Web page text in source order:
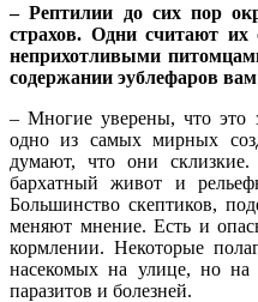
– Рептилии до сих пор
страхов. Одни считают их
неприхотливыми
содержании эублефаров
– Многие уверены, что это
одно из самых мирных
думают, что они
бархатный живот и
Большинство скептиков,
меняют мнение. Есть и
кормлении. Некоторые
насекомых на улице, но на
паразитов и болезней.